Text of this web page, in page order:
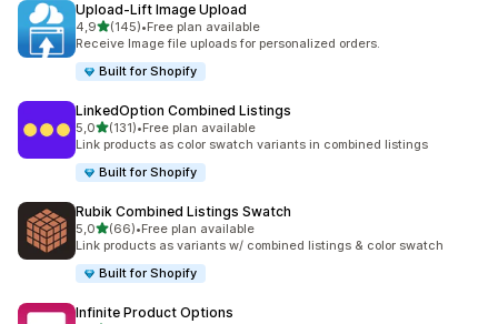
Upload‑Lift Image Upload
4,9/ 5 tähteä
(145)
145 arvostelua yhteensä
•Free plan available
Receive Image file uploads for personalized orders.
Built for Shopify
LinkedOption Combined Listings
5,0/ 5 tähteä
(131)
131 arvostelua yhteensä
•Free plan available
Link products as color swatch variants in combined listings
Built for Shopify
Rubik Combined Listings Swatch
5,0/ 5 tähteä
(66)
66 arvostelua yhteensä
•Free plan available
Link products as variants w/ combined listings & color swatch
Built for Shopify
Infinite Product Options